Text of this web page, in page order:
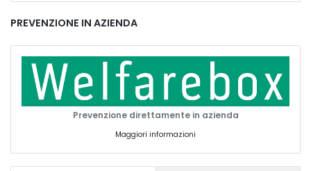
PREVENZIONE IN AZIENDA
Prevenzione direttamente in azienda
Maggiori informazioni